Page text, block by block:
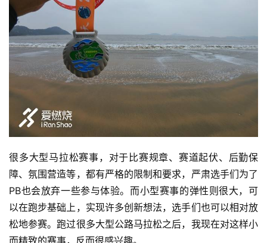
很多大型马拉松赛事，对于比赛规章、赛道起伏、后勤保
障、氛围营造等，都有严格的限制和要求，严肃选手们为了
PB也会放弃一些参与体验。而小型赛事的弹性则很大，可
以在跑步基础上，实现许多创新想法，选手们也可以相对放
松地参赛。跑过很多大型公路马拉松之后，我现在对这样小